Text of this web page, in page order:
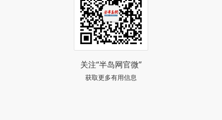
关注“半岛网官微”
获取更多有用信息